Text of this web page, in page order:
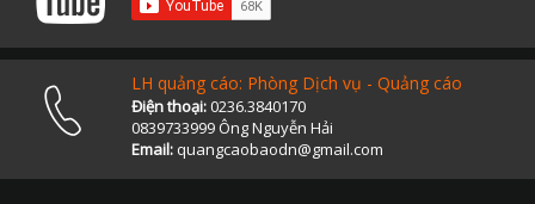
LH quảng cáo: Phòng Dịch vụ - Quảng cáo
Điện thoại:0236.3840170
0839733999 Ông Nguyễn Hải
Email: quangcaobaodn@gmail.com